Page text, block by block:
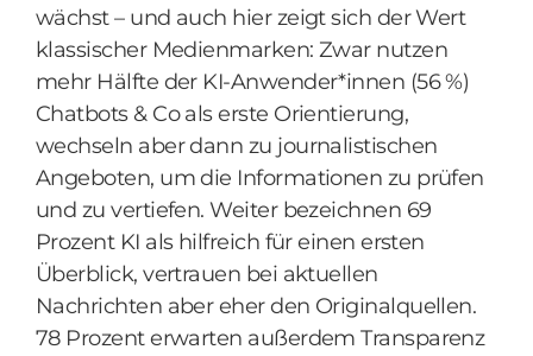
wächst – und auch hier zeigt sich der Wert
klassischer Medienmarken: Zwar nutzen
mehr Hälfte der KI-Anwender*innen (56 %)
Chatbots & Co als erste Orientierung,
wechseln aber dann zu journalistischen
Angeboten, um die Informationen zu prüfen
und zu vertiefen. Weiter bezeichnen 69
Prozent KI als hilfreich für einen ersten
Überblick, vertrauen bei aktuellen
Nachrichten aber eher den Originalquellen.
78 Prozent erwarten außerdem Transparenz